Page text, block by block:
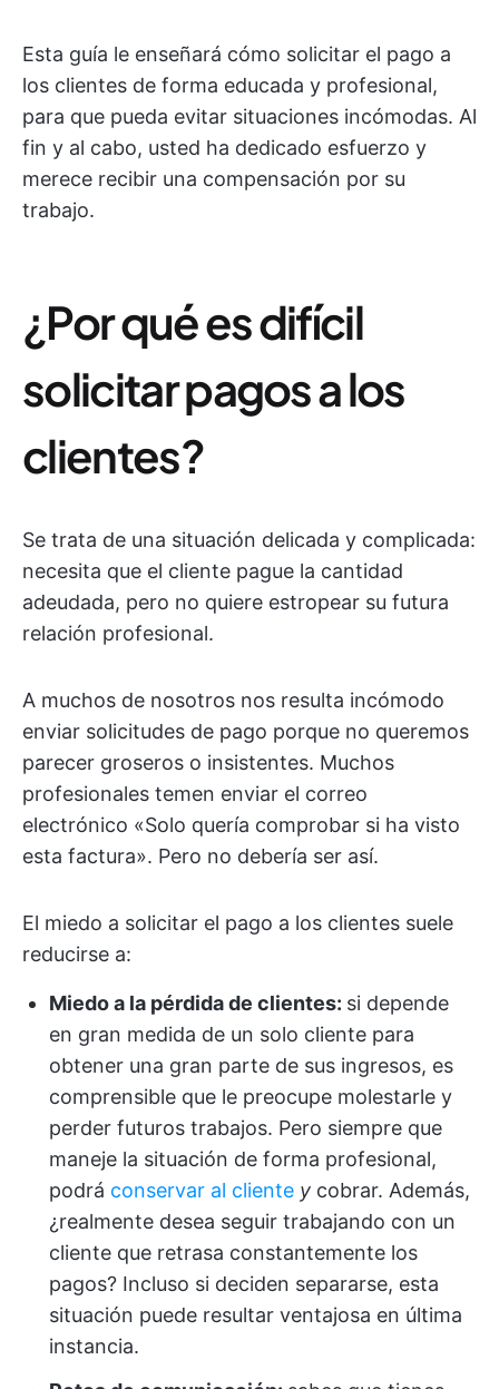
Esta guía le enseñará cómo solicitar el pago a
los clientes de forma educada y profesional,
para que pueda evitar situaciones incómodas. Al
fin y al cabo, usted ha dedicado esfuerzo y
merece recibir una compensación por su
trabajo.
¿Por qué es difícil
solicitar pagos a los
clientes?
Se trata de una situación delicada y complicada:
necesita que el cliente pague la cantidad
adeudada, pero no quiere estropear su futura
relación profesional.
A muchos de nosotros nos resulta incómodo
enviar solicitudes de pago porque no queremos
parecer groseros o insistentes. Muchos
profesionales temen enviar el correo
electrónico «Solo quería comprobar si ha visto
esta factura». Pero no debería ser así.
El miedo a solicitar el pago a los clientes suele
reducirse a:
Miedo a la pérdida de clientes: si depende
en gran medida de un solo cliente para
obtener una gran parte de sus ingresos, es
comprensible que le preocupe molestarle y
perder futuros trabajos. Pero siempre que
maneje la situación de forma profesional,
podrá conservar al cliente y cobrar. Además,
¿realmente desea seguir trabajando con un
cliente que retrasa constantemente los
pagos? Incluso si deciden separarse, esta
situación puede resultar ventajosa en última
instancia.